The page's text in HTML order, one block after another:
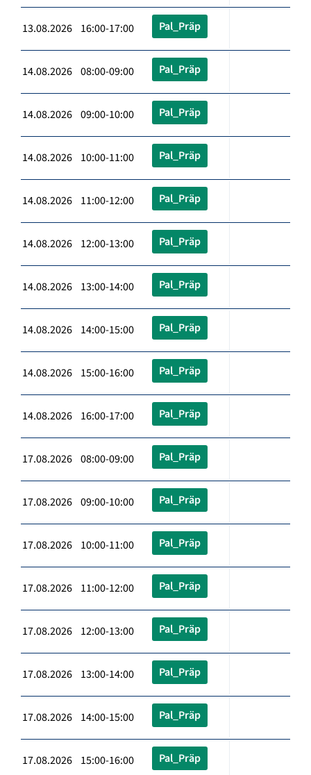
13.08.2026 16:00-17:00 Pal_Präp
14.08.2026 08:00-09:00 Pal_Präp
14.08.2026 09:00-10:00 Pal_Präp
14.08.2026 10:00-11:00 Pal_Präp
14.08.2026 11:00-12:00 Pal_Präp
14.08.2026 12:00-13:00 Pal_Präp
14.08.2026 13:00-14:00 Pal_Präp
14.08.2026 14:00-15:00 Pal_Präp
14.08.2026 15:00-16:00 Pal_Präp
14.08.2026 16:00-17:00 Pal_Präp
17.08.2026 08:00-09:00 Pal_Präp
17.08.2026 09:00-10:00 Pal_Präp
17.08.2026 10:00-11:00 Pal_Präp
17.08.2026 11:00-12:00 Pal_Präp
17.08.2026 12:00-13:00 Pal_Präp
17.08.2026 13:00-14:00 Pal_Präp
17.08.2026 14:00-15:00 Pal_Präp
17.08.2026 15:00-16:00 Pal_Präp